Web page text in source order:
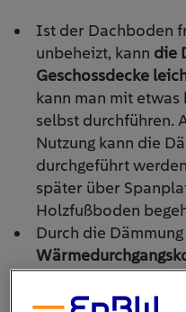
Ist der Dachboden
unbeheizt, kann die
Geschossdecke
kann man mit
selbst durchführen.
Nutzung kann die
durchgeführt
später über
Holzfußboden
Durch die
obersten
einem geringeren